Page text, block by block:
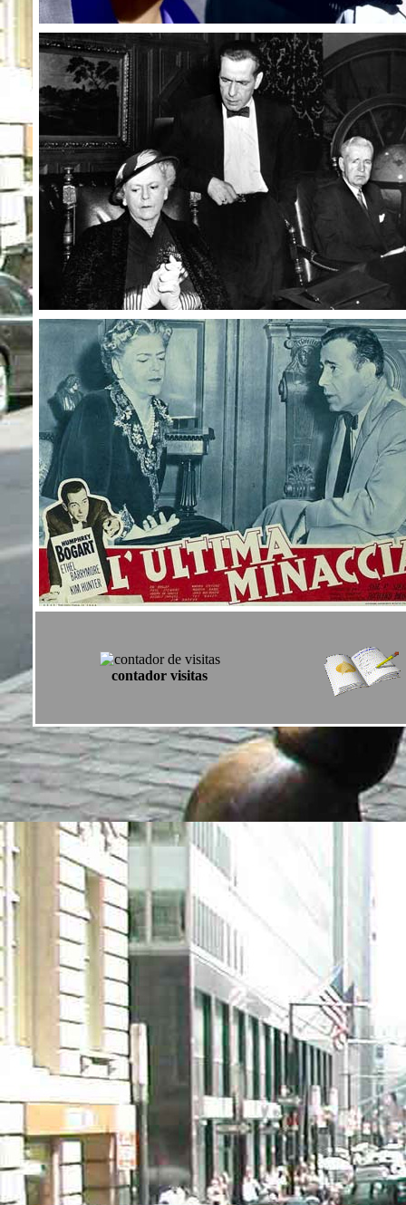
contador visitas